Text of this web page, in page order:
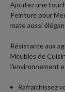
Ajoutez une
Peinture pour
mate aussi
Résistante aux
Meubles de
l'environnement
Rafraîchissez